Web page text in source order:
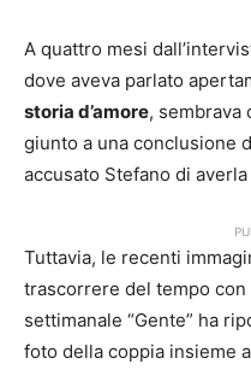
A quattro mesi
dove aveva parlato
storia d’amore, sembrava
giunto a una conclusione
accusato Stefano di
Tuttavia, le recenti
trascorrere del tempo
settimanale “Gente” ha
foto della coppia insieme a